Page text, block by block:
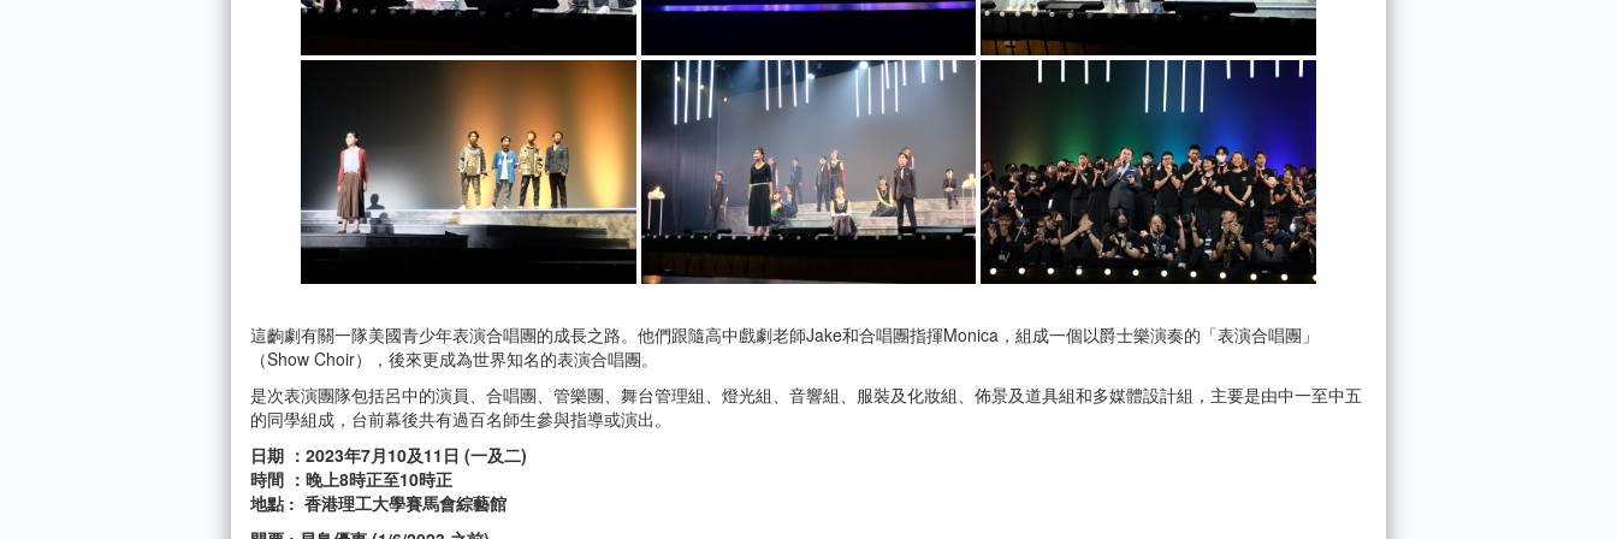
這齣劇有關一隊美國青少年表演合唱團的成長之路。他們跟隨高中戲劇老師Jake和合唱團指揮Monica，組成一個以爵士樂演奏的「表演合唱團」
（Show Choir），後來更成為世界知名的表演合唱團。
是次表演團隊包括呂中的演員、合唱團、管樂團、舞台管理組、燈光組、音響組、服裝及化妝組、佈景及道具組和多媒體設計組，主要是由中一至中五
的同學組成，台前幕後共有過百名師生參與指導或演出。
日期 ：2023年7月10及11日 (一及二)
時間 ：晚上8時正至10時正
地點 : 香港理工大學賽馬會綜藝館